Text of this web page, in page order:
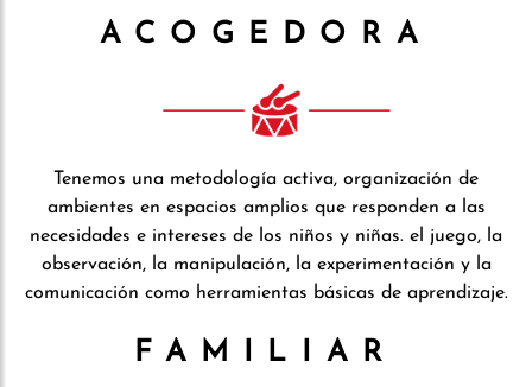
ACOGEDORA
Tenemos una metodología activa, organización de
ambientes en espacios amplios que responden a las
necesidades e intereses de los niños y niñas. el juego, la
observación, la manipulación, la experimentación y la
comunicación como herramientas básicas de aprendizaje.
FAMILIAR